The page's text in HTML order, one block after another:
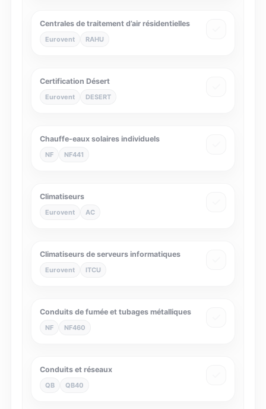
Centrales de traitement d’air résidentielles
Eurovent RAHU
Certification Désert
Eurovent DESERT
Chauffe-eaux solaires individuels
NF NF441
Climatiseurs
Eurovent AC
Climatiseurs de serveurs informatiques
Eurovent ITCU
Conduits de fumée et tubages métalliques
NF NF460
Conduits et réseaux
QB QB40